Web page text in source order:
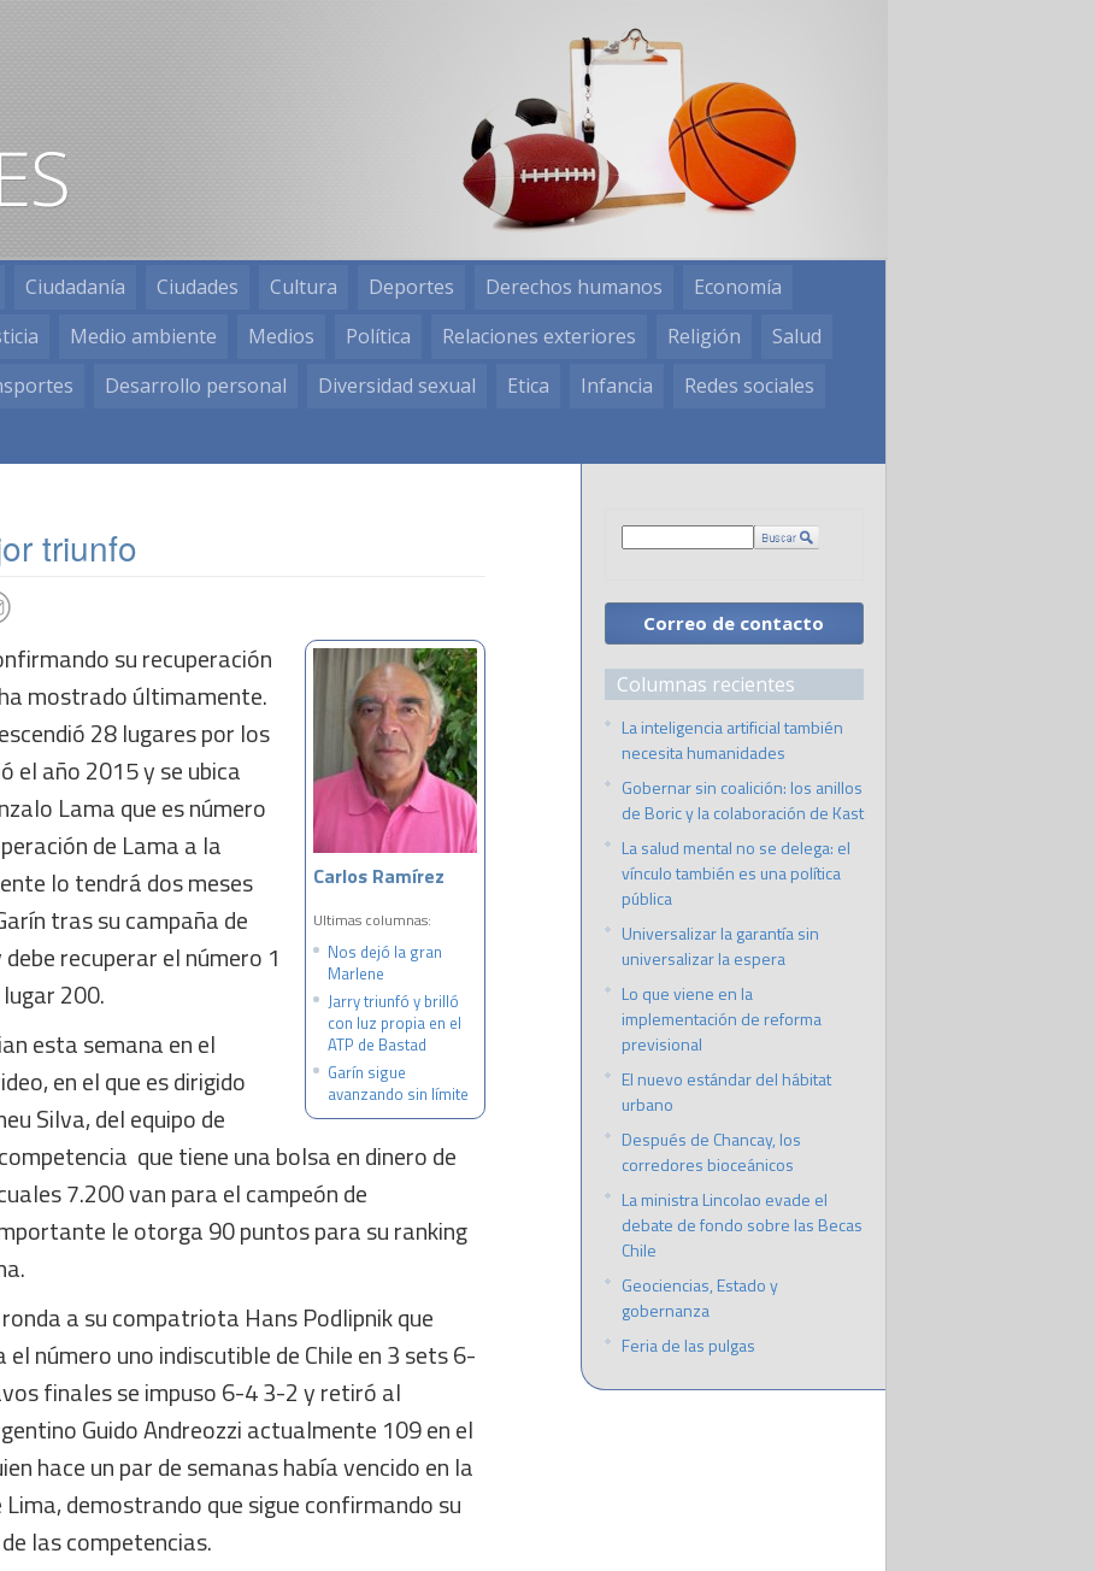
Ciudadanía Ciudades Cultura Deportes Derechos humanos
Economía
Medio ambiente Medios Política Relaciones exteriores Religión
Salud
Desarrollo personal Diversidad sexual Etica Infancia
Redes sociales
triunfo
Carlos Ramírez
Ultimas columnas:
Nos dejó la gran
Marlene
Jarry triunfó y brilló
con luz propia en el
ATP de Bastad
Garín sigue
avanzando sin límite
su recuperación
mostrado últimamente.
28 lugares por los
el año 2015 y se ubica
Lama que es número
de Lama a la
lo tendrá dos meses
tras su campaña de
recuperar el número 1
200.
esta semana en el
en el que es dirigido
Silva, del equipo de
que tiene una bolsa en dinero de
7.200 van para el campeón de
le otorga 90 puntos para su ranking
a su compatriota Hans Podlipnik que
número uno indiscutible de Chile en 3 sets 6-
finales se impuso 6-4 3-2 y retiró al
Guido Andreozzi actualmente 109 en el
hace un par de semanas había vencido en la
demostrando que sigue confirmando su
las competencias.
Correo de contacto
Columnas recientes
La inteligencia artificial también
necesita humanidades
Gobernar sin coalición: los anillos
de Boric y la colaboración de Kast
La salud mental no se delega: el
vínculo también es una política
pública
Universalizar la garantía sin
universalizar la espera
Lo que viene en la
implementación de reforma
previsional
El nuevo estándar del hábitat
urbano
Después de Chancay, los
corredores bioceánicos
La ministra Lincolao evade el
debate de fondo sobre las Becas
Chile
Geociencias, Estado y
gobernanza
Feria de las pulgas